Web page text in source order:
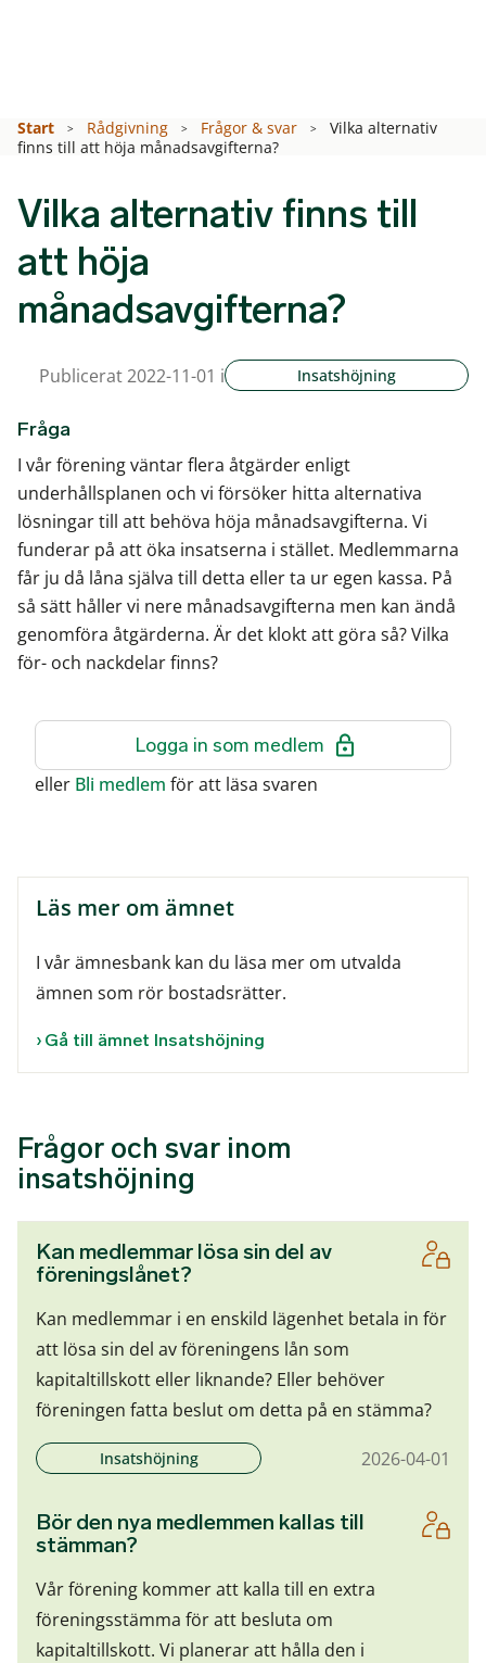
Start Rådgivning Frågor & svar
Vilka alternativ
finns till att höja månadsavgifterna?
Vilka alternativ finns till
att höja
månadsavgifterna?
Läs mer om ämnet
I vår ämnesbank kan du läsa mer om utvalda
ämnen som rör bostadsrätter.
Gå till ämnet Insatshöjning
Publicerat 2022-11-01 i Insatshöjning
Fråga
I vår förening väntar flera åtgärder enligt
underhållsplanen och vi försöker hitta alternativa
lösningar till att behöva höja månadsavgifterna. Vi
funderar på att öka insatserna i stället. Medlemmarna
får ju då låna själva till detta eller ta ur egen kassa. På
så sätt håller vi nere månadsavgifterna men kan ändå
genomföra åtgärderna. Är det klokt att göra så? Vilka
för- och nackdelar finns?
Logga in som medlem
eller Bli medlem för att läsa svaren
Frågor och svar inom
insatshöjning
Kan medlemmar lösa sin del av
föreningslånet?
Kan medlemmar i en enskild lägenhet betala in för
att lösa sin del av föreningens lån som
kapitaltillskott eller liknande? Eller behöver
föreningen fatta beslut om detta på en stämma?
Insatshöjning 2026-04-01
Bör den nya medlemmen kallas till
stämman?
Vår förening kommer att kalla till en extra
föreningsstämma för att besluta om
kapitaltillskott. Vi planerar att hålla den i